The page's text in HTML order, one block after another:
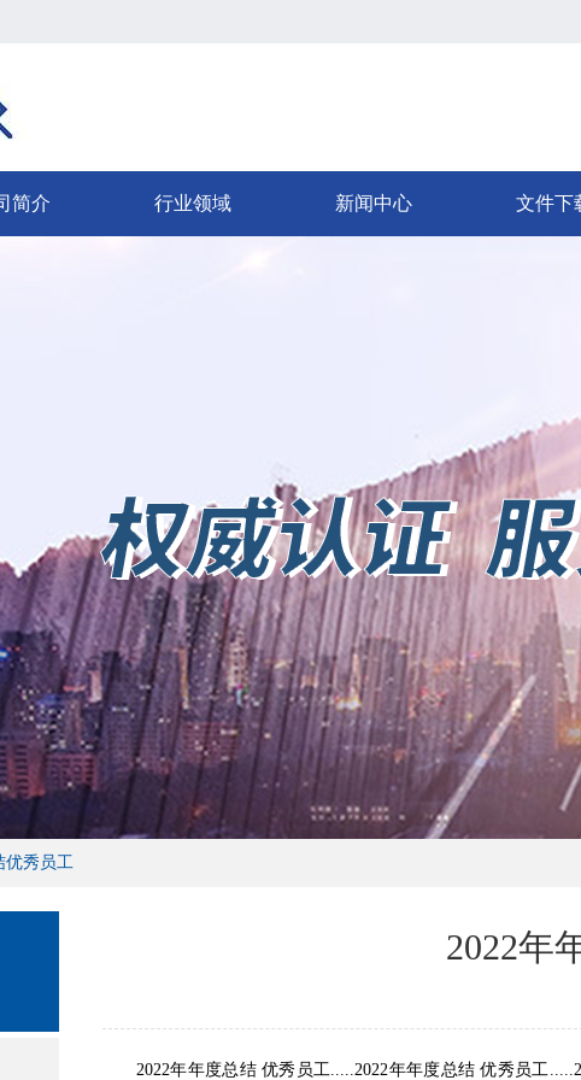
简介 行业领域 新闻中心 文件下
优秀员工
2022年
2022年年度总结 优秀员工.....2022年年度总结 优秀员工